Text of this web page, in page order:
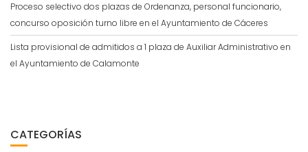
Proceso selectivo dos plazas de Ordenanza, personal funcionario,
concurso oposición turno libre en el Ayuntamiento de Cáceres
Lista provisional de admitidos a 1 plaza de Auxiliar Administrativo en
el Ayuntamiento de Calamonte
CATEGORÍAS